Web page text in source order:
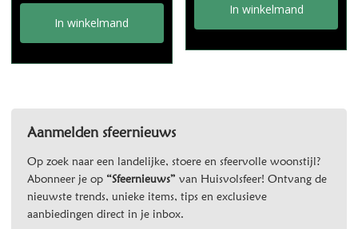
In winkelmand
In winkelmand
Aanmelden sfeernieuws
Op zoek naar een landelijke, stoere en sfeervolle woonstijl?
Abonneer je op “Sfeernieuws” van Huisvolsfeer! Ontvang de
nieuwste trends, unieke items, tips en exclusieve
aanbiedingen direct in je inbox.